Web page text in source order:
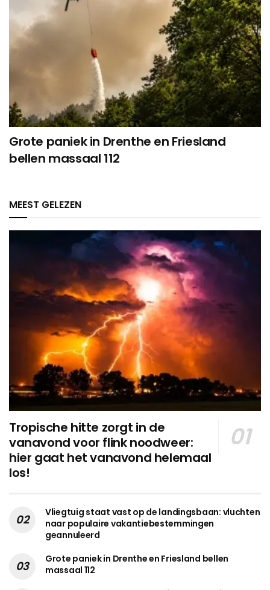
Grote paniek in Drenthe en Friesland
bellen massaal 112
MEEST GELEZEN
Tropische hitte zorgt in de
vanavond voor flink noodweer:
hier gaat het vanavond helemaal
los!
Vliegtuig staat vast op de landingsbaan: vluchten
naar populaire vakantiebestemmingen
geannuleerd
Grote paniek in Drenthe en Friesland bellen
massaal 112